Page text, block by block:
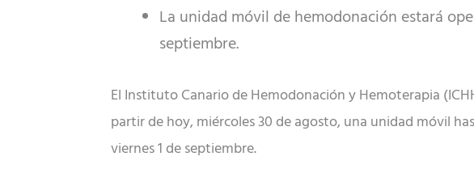
La unidad móvil de hemodonación estará
septiembre.
El Instituto Canario de Hemodonación y Hemoterapia
partir de hoy, miércoles 30 de agosto, una unidad móvil
viernes 1 de septiembre.